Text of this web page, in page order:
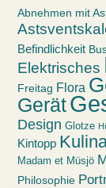
Abnehmen mit
Befindlichkeit
Elektrisches
Freitag Flora
Gerät
Design Glotze
Kintopp
Madam et Müsjö
Philosophie